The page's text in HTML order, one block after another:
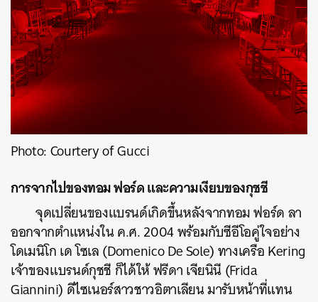
Photo: Courtery of Gucci
การจากไปของทอม ฟอร์ด และความเงียบของกุชชี
จุดเปลี่ยนของแบรนด์เกิดขึ้นหลังจากทอม ฟอร์ด ลา
ออกจากตำแหน่งใน ค.ศ. 2004 พร้อมกับซีอีโอคู่ใจอย่าง
โดเมนิโก เด โซเล (Domenico De Sole) ทางเครือ Kering
เจ้าของแบรนด์กุชชี ก็ได้ให้ ฟรีดา เจียนินี (Frida
Giannini) ดีไซเนอร์สาวชาวอิตาเลียน มารับหน้าที่แทน